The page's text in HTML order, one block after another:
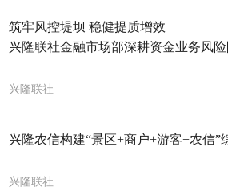
筑牢风控堤坝 稳健提质增效
兴隆联社金融市场部深耕资金业务风
兴隆联社
兴隆联社